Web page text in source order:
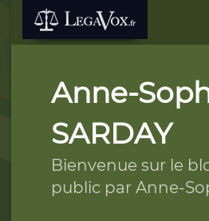
Anne-
SARDAY
Bienvenue sur le
public par Anne-